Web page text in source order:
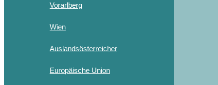
Vorarlberg
Wien
Auslandsösterreicher
Europäische Union